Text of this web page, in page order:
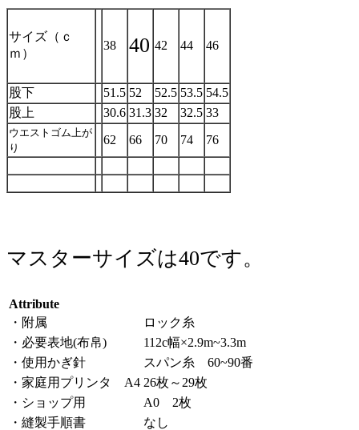
サイズ（ｃ
ｍ）
38 40 42 44 46
股下 51.5 52 52.5 53.5 54.5
股上
30.6 31.3 32 32.5 33
ウエストゴム上が
り
62 66 70 74 76
マスターサイズは40です。
Attribute
・附属
ロック糸
・必要表地(布帛)
112c幅×2.9m~3.3m
・使用かぎ針
スパン糸 60~90番
・家庭用プリンタ A4 26枚～29枚
・ショップ用
A0 2枚
・縫製手順書
なし